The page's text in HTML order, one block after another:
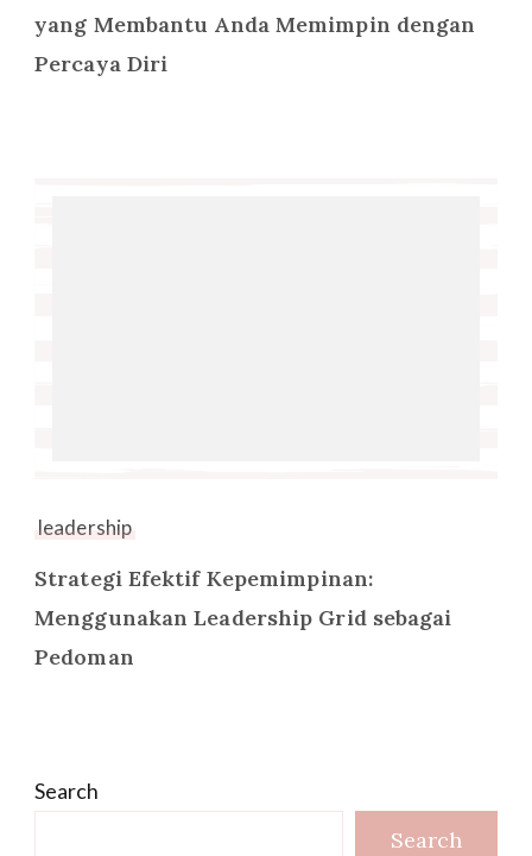
yang Membantu Anda Memimpin dengan
Percaya Diri
leadership
Strategi Efektif Kepemimpinan:
Menggunakan Leadership Grid sebagai
Pedoman
Search
Search